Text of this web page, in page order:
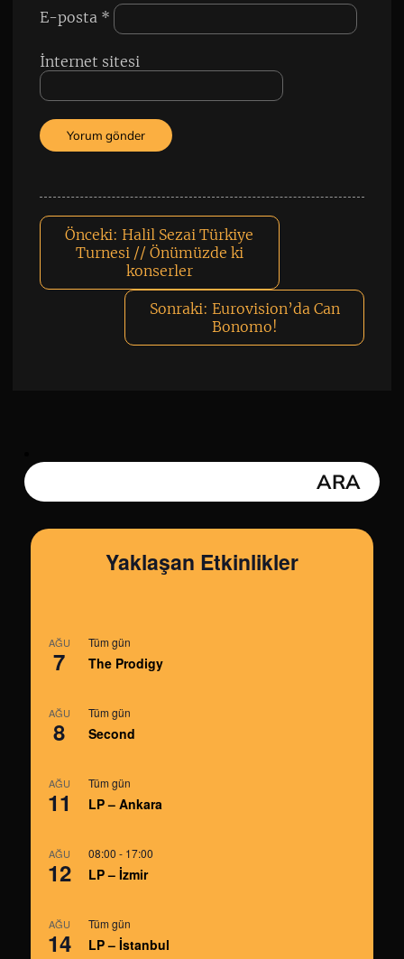
E-posta *
İnternet sitesi
Önceki: Halil Sezai Türkiye
Turnesi // Önümüzde ki
konserler
Sonraki: Eurovision’da Can
Bonomo!
Yaklaşan Etkinlikler
AĞU
7
Tüm gün
The Prodigy
AĞU
8
Tüm gün
Second
AĞU
11
Tüm gün
LP – Ankara
AĞU
12
08:00 - 17:00
LP – İzmir
AĞU
14
Tüm gün
LP – İstanbul